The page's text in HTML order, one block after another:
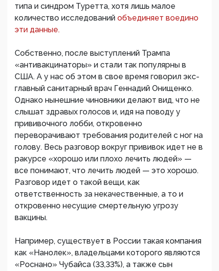
типа и синдром Туретта, хотя лишь малое
количество исследований объединяет воедино
эти данные.
Собственно, после выступлений Трампа
«антивакцинаторы» и стали так популярны в
США. А у нас об этом в свое время говорил экс-
главный санитарный врач Геннадий Онищенко.
Однако нынешние чиновники делают вид, что не
слышат здравых голосов и, идя на поводу у
прививочного лобби, откровенно
переворачивают требования родителей с ног на
голову. Весь разговор вокруг прививок идет не в
ракурсе «хорошо или плохо лечить людей» —
все понимают, что лечить людей — это хорошо.
Разговор идет о такой вещи, как
ответственность за некачественные, а то и
откровенно несущие смертельную угрозу
вакцины.
Например, существует в России такая компания
как «Нанолек», владельцами которого являются
«Роснано» Чубайса (33,33%), а также сын